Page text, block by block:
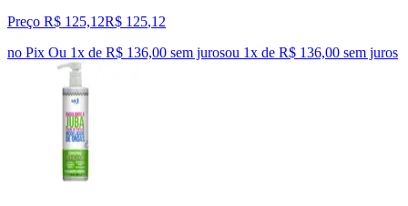
Preço R$ 125,12R$ 125,12
no Pix Ou 1x de R$ 136,00 sem jurosou 1x de R$ 136,00 sem juros